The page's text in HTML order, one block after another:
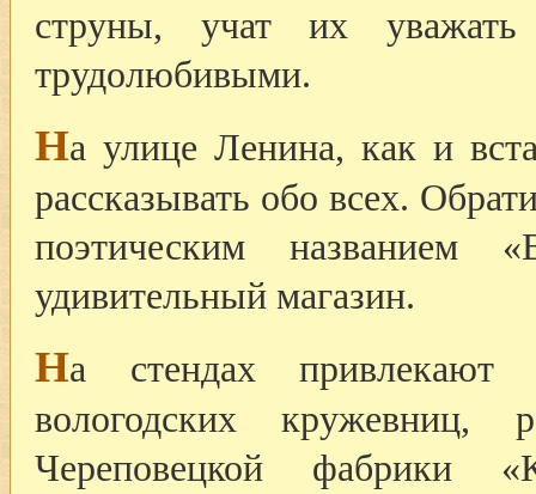
струны, учат их
трудолюбивыми.
На улице Ленина, как и
рассказывать обо всех.
поэтическим названием
удивительный магазин.
На стендах привлекают
вологодских кружевниц,
Череповецкой фабрики